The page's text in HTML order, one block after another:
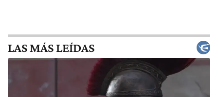
LAS MÁS LEÍDAS